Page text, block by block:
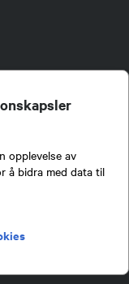
opplevelse av
å bidra med data til
av kunnskap om jakt og
sterkt jakt-, fiske-, og
for innhold de